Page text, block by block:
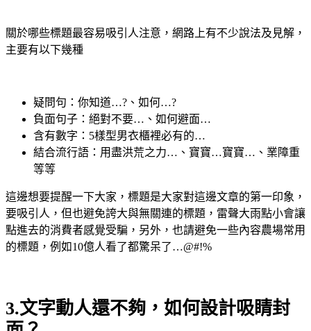
關於哪些標題最容易吸引人注意，網路上有不少說法及見解，
主要有以下幾種
疑問句：你知道…?、如何…?
負面句子：絕對不要…、如何避面…
含有數字：5樣型男衣櫃裡必有的…
結合流行語：用盡洪荒之力…、寶寶…寶寶…、業障重
等等
這邊想要提醒一下大家，標題是大家對這邊文章的第一印象，
要吸引人，但也避免誇大與無關連的標題，雷聲大雨點小會讓
點進去的消費者感覺受騙，另外，也請避免一些內容農場常用
的標題，例如10億人看了都驚呆了…@#!%
3.文字動人還不夠，如何設計吸睛封